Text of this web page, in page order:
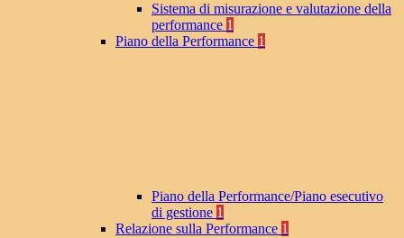
Sistema di misurazione e valutazione della
performance 1
Piano della Performance 1
Piano della Performance/Piano esecutivo
di gestione 1
Relazione sulla Performance 1